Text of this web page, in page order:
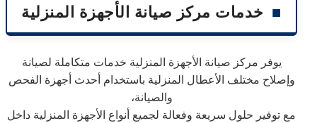
■ خدمات مركز صيانة الأجهزة المنزلية
يوفر مركز صيانة الأجهزة المنزلية خدمات متكاملة لصيانة
وإصلاح مختلف الأعطال المنزلية باستخدام أحدث أجهزة الفحص
والصيانة،
مع توفير حلول سريعة وفعالة لجميع أنواع الأجهزة المنزلية داخل